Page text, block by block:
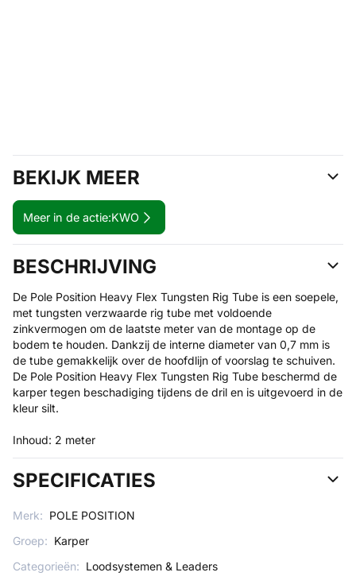
BEKIJK MEER
Meer in de actie:KWO
BESCHRIJVING
De Pole Position Heavy Flex Tungsten Rig Tube is een soepele,
met tungsten verzwaarde rig tube met voldoende
zinkvermogen om de laatste meter van de montage op de
bodem te houden. Dankzij de interne diameter van 0,7 mm is
de tube gemakkelijk over de hoofdlijn of voorslag te schuiven.
De Pole Position Heavy Flex Tungsten Rig Tube beschermd de
karper tegen beschadiging tijdens de dril en is uitgevoerd in de
kleur silt.
Inhoud: 2 meter
SPECIFICATIES
Merk: POLE POSITION
Groep: Karper
Categorieën: Loodsystemen & Leaders